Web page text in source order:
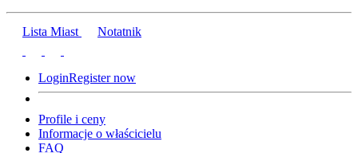
Lista Miast Notatnik
LoginRegister now
Profile i ceny
Informacje o właścicielu
FAQ